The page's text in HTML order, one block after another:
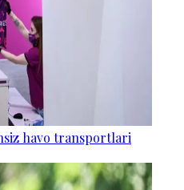
havo transportlari